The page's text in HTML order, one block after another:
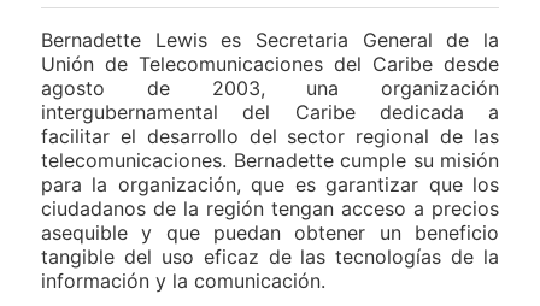
Bernadette Lewis es Secretaria General de la
Unión de Telecomunicaciones del Caribe desde
agosto de 2003, una organización
intergubernamental del Caribe dedicada a
facilitar el desarrollo del sector regional de las
telecomunicaciones. Bernadette cumple su misión
para la organización, que es garantizar que los
ciudadanos de la región tengan acceso a precios
asequible y que puedan obtener un beneficio
tangible del uso eficaz de las tecnologías de la
información y la comunicación.